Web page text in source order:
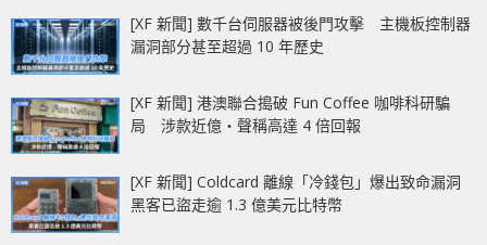
[XF 新聞] 數千台伺服器被後門攻擊 主機板控制器
漏洞部分甚至超過 10 年歷史
[XF 新聞] 港澳聯合搗破 Fun Coffee 咖啡科研騙
局 涉款近億‧聲稱高達 4 倍回報
[XF 新聞] Coldcard 離線「冷錢包」爆出致命漏洞
黑客已盜走逾 1.3 億美元比特幣